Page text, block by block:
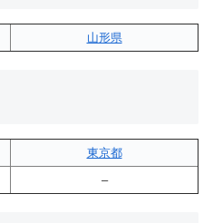
山形県
東京都
–